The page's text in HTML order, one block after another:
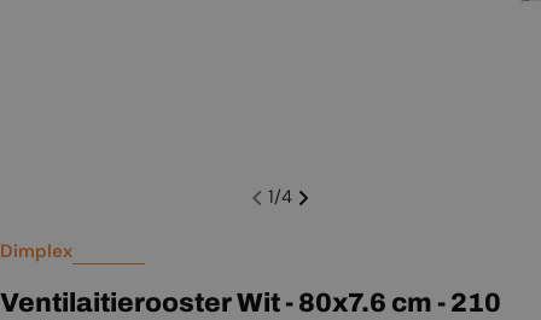
1/4
Dimplex
Ventilaitierooster Wit - 80x7.6 cm - 210